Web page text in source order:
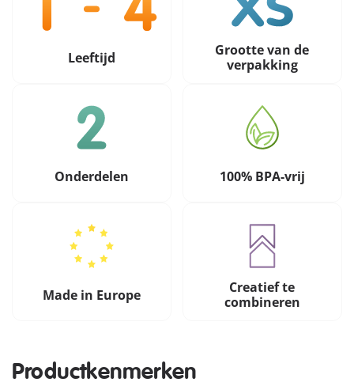
Leeftijd
Grootte van de
verpakking
Onderdelen 100% BPA-vrij
Made in Europe
Creatief te
combineren
Productkenmerken